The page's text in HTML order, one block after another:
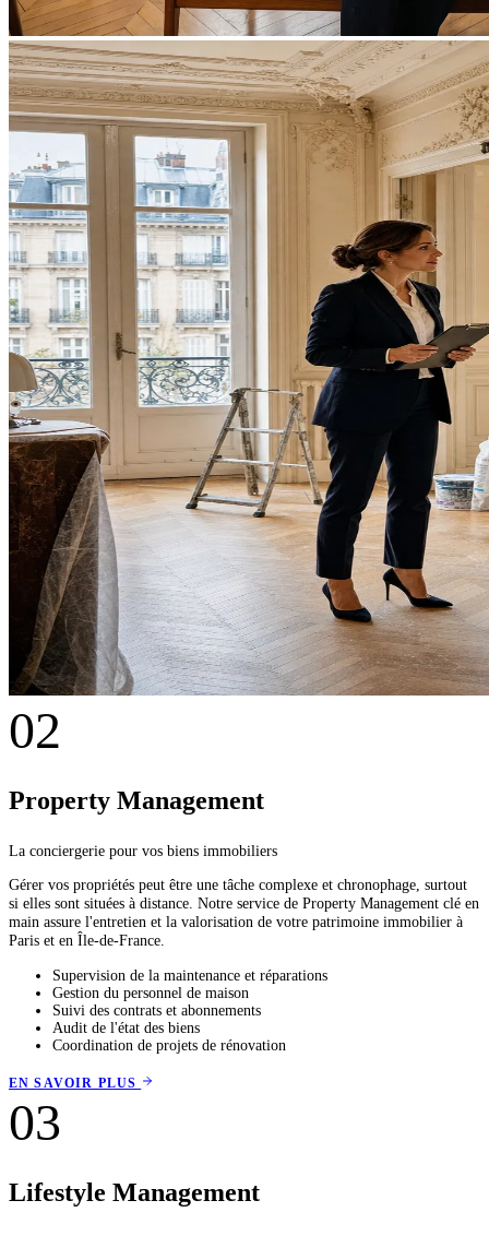
02
Property Management
La conciergerie pour vos biens immobiliers
Gérer vos propriétés peut être une tâche complexe et chronophage, surtout
si elles sont situées à distance. Notre service de Property Management clé en
main assure l'entretien et la valorisation de votre patrimoine immobilier à
Paris et en Île-de-France.
Supervision de la maintenance et réparations
Gestion du personnel de maison
Suivi des contrats et abonnements
Audit de l'état des biens
Coordination de projets de rénovation
EN SAVOIR PLUS
03
Lifestyle Management